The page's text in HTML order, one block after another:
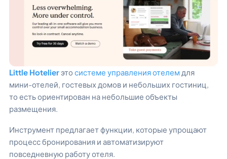
Little Hotelier это системе управления отелем для
мини-отелей, гостевых домов и небольших гостиниц,
то есть ориентирован на небольшие объекты
размещения.
Инструмент предлагает функции, которые упрощают
процесс бронирования и автоматизируют
повседневную работу отеля.